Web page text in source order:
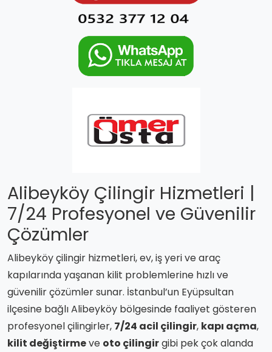
Alibeyköy Çilingir Hizmetleri |
7/24 Profesyonel ve Güvenilir
Çözümler
Alibeyköy çilingir hizmetleri, ev, iş yeri ve araç
kapılarında yaşanan kilit problemlerine hızlı ve
güvenilir çözümler sunar. İstanbul’un Eyüpsultan
ilçesine bağlı Alibeyköy bölgesinde faaliyet gösteren
profesyonel çilingirler, 7/24 acil çilingir, kapı açma,
kilit değiştirmeve oto çilingirgibi pek çok alanda